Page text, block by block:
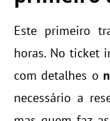
Este primeiro
horas. No ticket
com detalhes o
necessário a